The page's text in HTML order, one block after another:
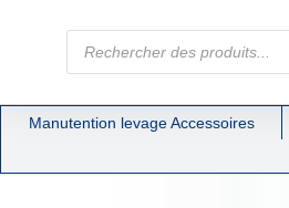
Manutention levage Accessoires